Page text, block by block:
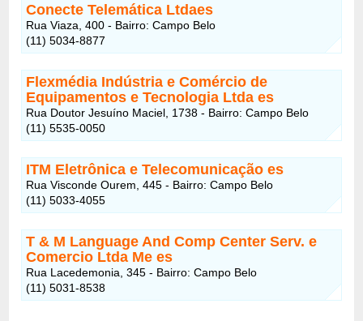
Conecte Telemática Ltdaes
Rua Viaza, 400 - Bairro: Campo Belo
(11) 5034-8877
Flexmédia Indústria e Comércio de
Equipamentos e Tecnologia Ltda es
Rua Doutor Jesuíno Maciel, 1738 - Bairro: Campo Belo
(11) 5535-0050
ITM Eletrônica e Telecomunicação es
Rua Visconde Ourem, 445 - Bairro: Campo Belo
(11) 5033-4055
T & M Language And Comp Center Serv. e
Comercio Ltda Me es
Rua Lacedemonia, 345 - Bairro: Campo Belo
(11) 5031-8538